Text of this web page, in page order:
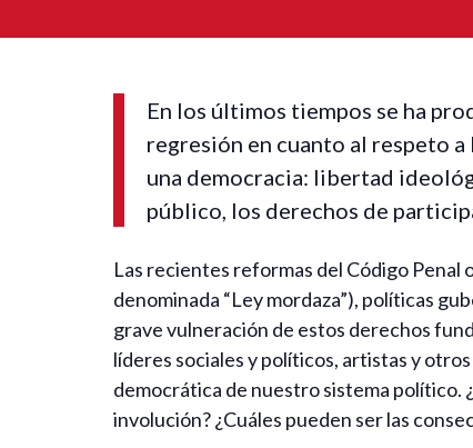
En los últimos tiempos se ha
regresión en cuanto al respeto
una democracia: libertad
público, los derechos de
Las recientes reformas del Código Penal
denominada “Ley mordaza”), políticas
grave vulneración de estos derechos
líderes sociales y políticos, artistas y
democrática de nuestro sistema político.
involución? ¿Cuáles pueden ser las